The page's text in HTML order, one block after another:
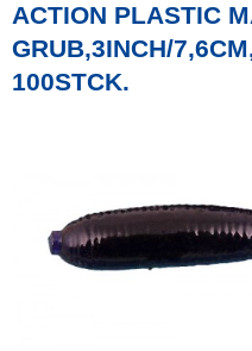
ACTION PLASTIC
GRUB,3INCH/
100STCK.